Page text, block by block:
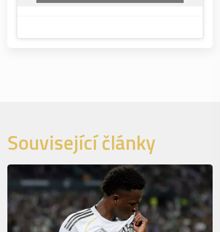
Související články